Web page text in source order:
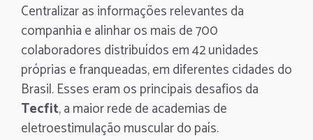
Centralizar as informações relevantes da
companhia e alinhar os mais de 700
colaboradores distribuídos em 42 unidades
próprias e franqueadas, em diferentes cidades do
Brasil. Esses eram os principais desafios da
Tecfit, a maior rede de academias de
eletroestimulação muscular do país.